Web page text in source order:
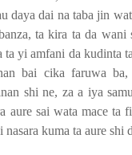
daya dai na taba jin
ta kira ta da wani
ta yi amfani da kudinta
bai cika faruwa ba,
shi ne, za a iya
aure sai wata mace ta
nasara kuma ta aure shi